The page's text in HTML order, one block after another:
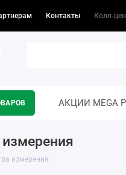
Контакты Колл-
АКЦИИ MEGA
измерения